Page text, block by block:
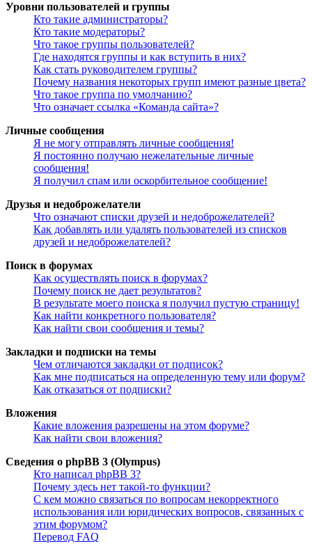
Уровни пользователей и группы
Кто такие администраторы?
Кто такие модераторы?
Что такое группы пользователей?
Где находятся группы и как вступить в них?
Как стать руководителем группы?
Почему названия некоторых групп имеют разные цвета?
Что такое группа по умолчанию?
Что означает ссылка «Команда сайта»?
Личные сообщения
Я не могу отправлять личные сообщения!
Я постоянно получаю нежелательные личные
сообщения!
Я получил спам или оскорбительное сообщение!
Друзья и недоброжелатели
Что означают списки друзей и недоброжелателей?
Как добавлять или удалять пользователей из списков
друзей и недоброжелателей?
Поиск в форумах
Как осуществлять поиск в форумах?
Почему поиск не дает результатов?
В результате моего поиска я получил пустую страницу!
Как найти конкретного пользователя?
Как найти свои сообщения и темы?
Закладки и подписки на темы
Чем отличаются закладки от подписок?
Как мне подписаться на определенную тему или форум?
Как отказаться от подписки?
Вложения
Какие вложения разрешены на этом форуме?
Как найти свои вложения?
Сведения о phpBB 3 (Olympus)
Кто написал phpBB 3?
Почему здесь нет такой-то функции?
С кем можно связаться по вопросам некорректного
использования или юридических вопросов, связанных с
этим форумом?
Перевод FAQ